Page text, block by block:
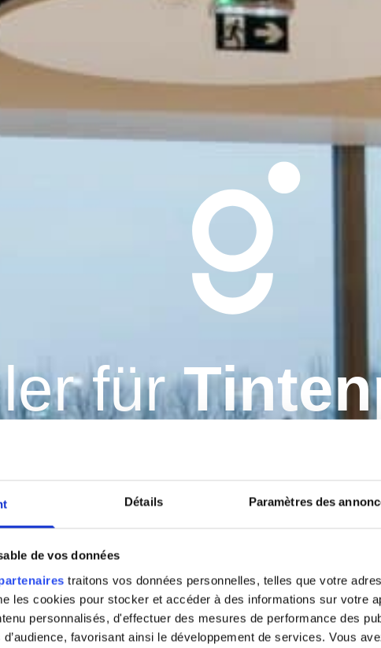
Détails Paramètres des
de vos données
traitons vos données personnelles, telles que votre
les cookies pour stocker et accéder à des informations sur votre
personnalisés, d'effectuer des mesures de performance des
favorisant ainsi le développement de services. Vous
für
ist die ordnungsgemäße Entsorgung von
für Tintenpatronen von
bietet eine
und nachhaltigeren Umwelt bei.